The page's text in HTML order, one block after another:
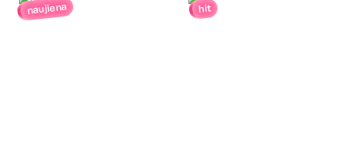
naujiena hit